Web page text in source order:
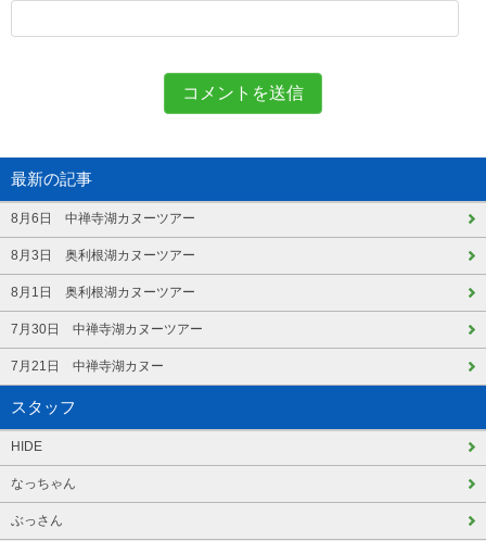
最新の記事
8月6日 中禅寺湖カヌーツアー
8月3日 奥利根湖カヌーツアー
8月1日 奥利根湖カヌーツアー
7月30日 中禅寺湖カヌーツアー
7月21日 中禅寺湖カヌー
スタッフ
HIDE
なっちゃん
ぶっさん